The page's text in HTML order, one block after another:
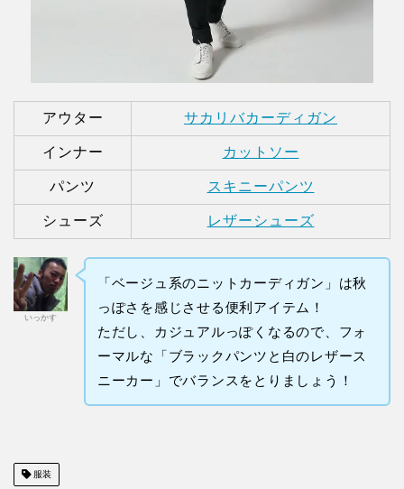
アウター サカリバカーディガン
インナー カットソー
パンツ スキニーパンツ
シューズ レザーシューズ
いっかす
「ベージュ系のニットカーディガン」は秋
っぽさを感じさせる便利アイテム！
ただし、カジュアルっぽくなるので、フォ
ーマルな「ブラックパンツと白のレザース
ニーカー」でバランスをとりましょう！
服装